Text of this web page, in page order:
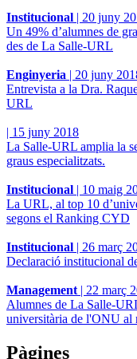
Institucional | 20 juny
Un 49% d’alumnes de
des de La Salle-URL
Enginyeria | 20 juny
Entrevista a la Dra.
URL
| 15 juny 2018
La Salle-URL amplia la
graus especialitzats.
Institucional | 10 maig
La URL, al top 10
segons el Ranking CYD
Institucional | 26 març
Declaració institucional
Management | 22 març
Alumnes de La Salle-
universitària de l'ONU al
Pàgines